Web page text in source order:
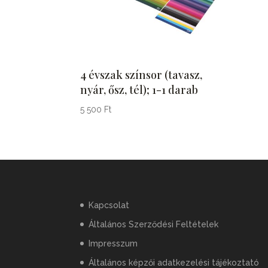
4 évszak színsor (tavasz,
nyár, ősz, tél); 1-1 darab
5 500 Ft
Kapcsolat
Általános Szerződési Feltételek
Impresszum
Általános képzői adatkezelési tájékoztató